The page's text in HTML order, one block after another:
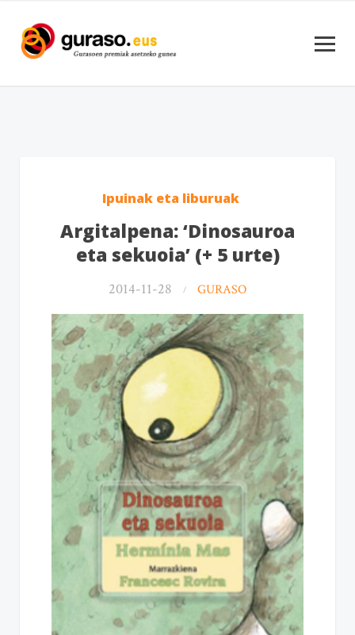
Ipuinak eta liburuak
Argitalpena: ‘Dinosauroa
eta sekuoia’ (+ 5 urte)
2014-11-28 GURASO